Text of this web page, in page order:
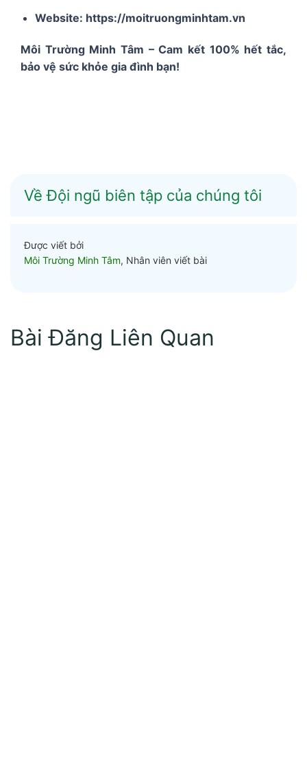
Website: https://moitruongminhtam.vn
Môi Trường Minh Tâm – Cam kết 100% hết tắc,
bảo vệ sức khỏe gia đình bạn!
Về Đội ngũ biên tập của chúng tôi
Được viết bởi
Môi Trường Minh Tâm, Nhân viên viết bài
Bài Đăng Liên Quan